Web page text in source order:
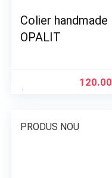
Colier handmade
OPALIT
120.00
PRODUS NOU